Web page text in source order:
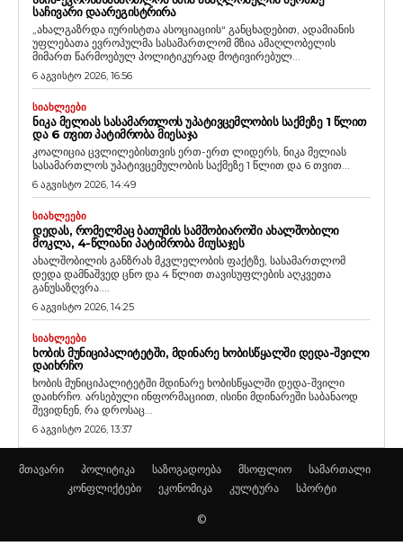
ᲡᲐᲩᲘᲕᲐᲠᲘ ᲓᲐᲐᲠᲔᲒᲘᲡᲢᲠᲘᲠᲐ
„ახალგაზრდა იურისტთა ასოციაციის“ განცხადებით, ადამიანის
უფლებათა ევროპულმა სასამართლომ მზია ამაღლობელის
მიმართ წარმოებულ პოლიტიკურად მოტივირებულ...
6 აგვისტო 2026, 16:56
ᲡᲘᲐᲮᲚᲔᲔᲑᲘ
ᲜᲘᲙᲐ ᲛᲔᲚᲘᲐᲡ ᲡᲐᲡᲐᲛᲐᲠᲗᲚᲝᲡ ᲣᲞᲐᲢᲘᲕᲪᲔᲛᲚᲝᲑᲘᲡ ᲡᲐᲥᲛᲔᲖᲔ 1 ᲬᲚᲘᲗ
ᲓᲐ 6 ᲗᲕᲘᲗ ᲞᲐᲢᲘᲛᲠᲝᲑᲐ ᲛᲘᲔᲡᲐᲯᲐ
კოალიცია ცვლილებისთვის ერთ-ერთ ლიდერს, ნიკა მელიას
სასამართლოს უპატივცემულობის საქმეზე 1 წლით და 6 თვით...
6 აგვისტო 2026, 14:49
ᲡᲘᲐᲮᲚᲔᲔᲑᲘ
ᲓᲔᲓᲐᲡ, ᲠᲝᲛᲔᲚᲛᲐᲪ ᲑᲐᲗᲣᲛᲘᲡ ᲡᲐᲛᲨᲝᲑᲘᲐᲠᲝᲨᲘ ᲐᲮᲐᲚᲨᲝᲑᲘᲚᲘ
ᲛᲝᲙᲚᲐ, 4-ᲬᲚᲘᲐᲜᲘ ᲞᲐᲢᲘᲛᲠᲝᲑᲐ ᲛᲘᲣᲡᲐᲯᲔᲡ
ახალშობილის განზრახ მკვლელობის ფაქტზე, სასამართლომ
დედა დამნაშვედ ცნო და 4 წლით თავისუფლების აღკვეთა
განუსაზღვრა....
6 აგვისტო 2026, 14:25
ᲡᲘᲐᲮᲚᲔᲔᲑᲘ
ᲮᲝᲑᲘᲡ ᲛᲣᲜᲘᲪᲘᲞᲐᲚᲘᲢᲔᲢᲨᲘ, ᲛᲓᲘᲜᲐᲠᲔ ᲮᲝᲑᲘᲡᲬᲧᲐᲚᲨᲘ ᲓᲔᲓᲐ-ᲨᲕᲘᲚᲘ
ᲓᲐᲘᲮᲠᲩᲝ
ხობის მუნიციპალიტეტში მდინარე ხობისწყალში დედა-შვილი
დაიხრჩო. არსებული ინფორმაციით, ისინი მდინარეში საბანაოდ
შევიდნენ, რა დროსაც...
6 აგვისტო 2026, 13:37
მთავარი პოლიტიკა საზოგადოება მსოფლიო
სამართალი
კონფლიქტები
ეკონომიკა კულტურა სპორტი
©